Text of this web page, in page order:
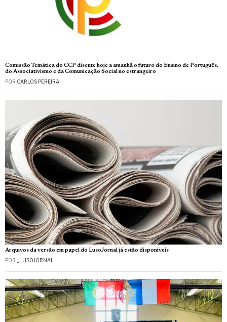
Comissão Temática do CCP discute hoje a amanhã o futuro do Ensino de Português,
do Associativismo e da Comunicação Social no estrangeiro
POR CARLOS PEREIRA
Arquivos da versão em papel do LusoJornal já estão disponíveis
POR _LUSOJORNAL